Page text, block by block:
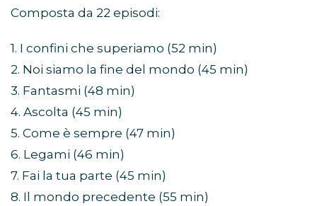
Composta da 22 episodi:
1. I confini che superiamo (52 min)
2. Noi siamo la fine del mondo (45 min)
3. Fantasmi (48 min)
4. Ascolta (45 min)
5. Come è sempre (47 min)
6. Legami (46 min)
7. Fai la tua parte (45 min)
8. Il mondo precedente (55 min)